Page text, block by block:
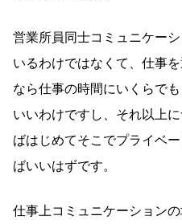
営業所員同士コミュニケー
いるわけではなくて、仕事
なら仕事の時間にいくらで
いいわけですし、それ以上
ばはじめてそこでプライベ
ばいいはずです。
仕事上コミュニケーション